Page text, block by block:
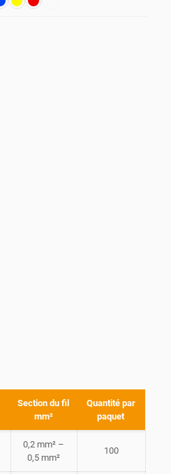
Section du fil
mm²
Quantité par
paquet
0,2 mm² –
0,5 mm²
100